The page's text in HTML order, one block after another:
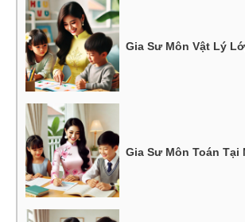
Gia Sư Môn Vật Lý
Gia Sư Môn Toán Tại